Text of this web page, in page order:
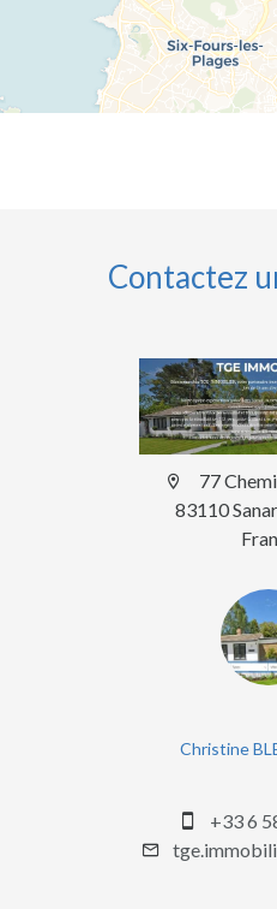
Contactez
77
83110
Christine
+33 6